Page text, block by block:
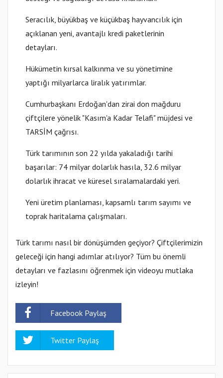
Seracılık, büyükbaş ve küçükbaş hayvancılık için
açıklanan yeni, avantajlı kredi paketlerinin
detayları.
Hükümetin kırsal kalkınma ve su yönetimine
yaptığı milyarlarca liralık yatırımlar.
Cumhurbaşkanı Erdoğan'dan zirai don mağduru
çiftçilere yönelik "Kasım'a Kadar Telafi" müjdesi ve
TARSİM çağrısı.
Türk tarımının son 22 yılda yakaladığı tarihi
başarılar: 74 milyar dolarlık hasıla, 32.6 milyar
dolarlık ihracat ve küresel sıralamalardaki yeri.
Yeni üretim planlaması, kapsamlı tarım sayımı ve
toprak haritalama çalışmaları.
Türk tarımı nasıl bir dönüşümden geçiyor? Çiftçilerimizin
geleceği için hangi adımlar atılıyor? Tüm bu önemli
detayları ve fazlasını öğrenmek için videoyu mutlaka
izleyin!
Facebook Paylaş
Twitter Paylaş